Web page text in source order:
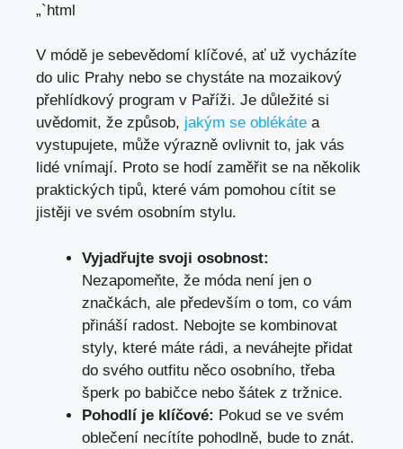
„`html
V módě je sebevědomí klíčové, ať už vycházíte
do ulic Prahy nebo se chystáte na mozaikový
přehlídkový program v Paříži. Je důležité si
uvědomit, že způsob, jakým se oblékáte a
vystupujete, může výrazně ovlivnit to, jak vás
lidé vnímají. Proto se hodí zaměřit se na několik
praktických tipů, které vám pomohou cítit se
jistěji ve svém osobním stylu.
Vyjadřujte svoji osobnost:
Nezapomeňte, že móda není jen o
značkách, ale především o tom, co vám
přináší radost. Nebojte se kombinovat
styly, které máte rádi, a neváhejte přidat
do svého outfitu něco osobního, třeba
šperk po babičce nebo šátek z tržnice.
Pohodlí je klíčové: Pokud se ve svém
oblečení necítíte pohodlně, bude to znát.